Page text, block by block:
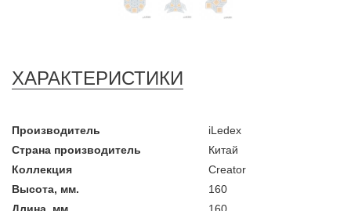
ХАРАКТЕРИСТИКИ
Производитель
iLedex
Страна производитель
Китай
Коллекция
Creator
Высота, мм.
160